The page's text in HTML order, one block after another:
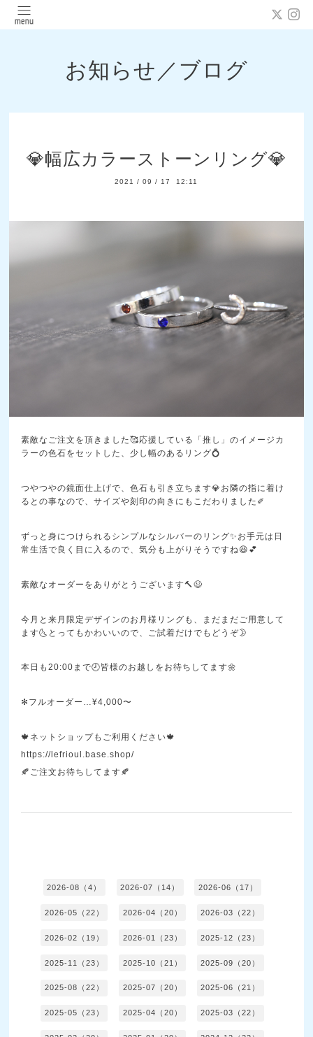
お知らせ／ブログ
💎幅広カラーストーンリング💎
2021 /09 / 17 12:11
素敵なご注文を頂きました🥰応援している「推し」のイメージカ
ラーの色石をセットした、少し幅のあるリング💍
つやつやの鏡面仕上げで、色石も引き立ちます💎お隣の指に着け
るとの事なので、サイズや刻印の向きにもこだわりました✐
ずっと身につけられるシンプルなシルバーのリング✨お手元は日
常生活で良く目に入るので、気分も上がりそうですね😆💕
素敵なオーダーをありがとうございます🔨😉
今月と来月限定デザインのお月様リングも、まだまだご用意して
ます🌜とってもかわいいので、ご試着だけでもどうぞ🌛
本日も20:00まで🕗皆様のお越しをお待ちしてます🌼
✻フルオーダー…¥4,000〜
🍁ネットショップもご利用ください🍁
https://lefrioul.base.shop/
🍂ご注文お待ちしてます🍂
2026-08（4） 2026-07（14） 2026-06（17）
2026-05（22） 2026-04（20） 2026-03（22）
2026-02（19） 2026-01（23） 2025-12（23）
2025-11（23） 2025-10（21） 2025-09（20）
2025-08（22） 2025-07（20） 2025-06（21）
2025-05（23） 2025-04（20） 2025-03（22）